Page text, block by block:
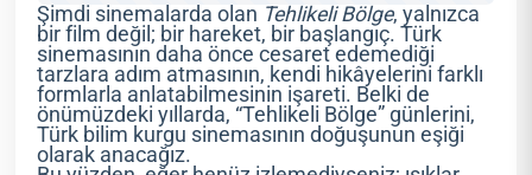
Şimdi sinemalarda olan Tehlikeli Bölge, yalnızca
bir film değil; bir hareket, bir başlangıç. Türk
sinemasının daha önce cesaret edemediği
tarzlara adım atmasının, kendi hikâyelerini farklı
formlarla anlatabilmesinin işareti. Belki de
önümüzdeki yıllarda, “Tehlikeli Bölge” günlerini,
Türk bilim kurgu sinemasının doğuşunun eşiği
olarak anacağız.